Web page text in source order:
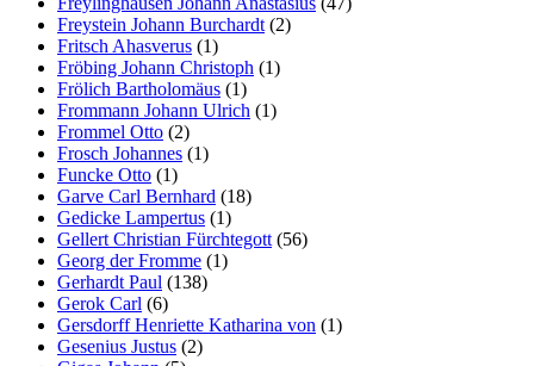
Freystein Johann Burchardt (2)
Fritsch Ahasverus (1)
Fröbing Johann Christoph (1)
Frölich Bartholomäus (1)
Frommann Johann Ulrich (1)
Frommel Otto (2)
Frosch Johannes (1)
Funcke Otto (1)
Garve Carl Bernhard (18)
Gedicke Lampertus (1)
Gellert Christian Fürchtegott (56)
Georg der Fromme (1)
Gerhardt Paul (138)
Gerok Carl (6)
Gersdorff Henriette Katharina von (1)
Gesenius Justus (2)